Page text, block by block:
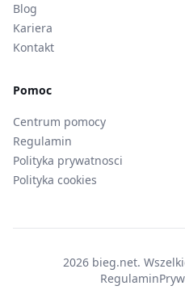
Blog
Kariera
Kontakt
Pomoc
Centrum pomocy
Regulamin
Polityka prywatnosci
Polityka cookies
2026 bieg.net.
Regulamin